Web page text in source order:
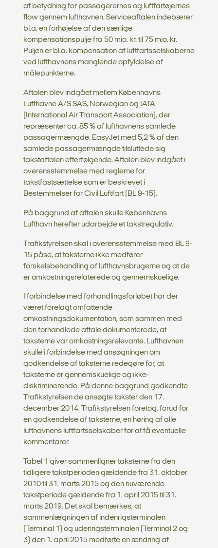
af betydning for passagerernes og luftfartøjernes
flow gennem lufthavnen. Serviceaftalen indebærer
bl.a. en forhøjelse af den særlige
kompensationspulje fra 50 mio. kr. til 75 mio. kr.
Puljen er bl.a. kompensation af luftfartsselskaberne
ved lufthavnens manglende opfyldelse af
målepunkterne.
Aftalen blev indgået mellem Københavns
Lufthavne A/S SAS, Norwegian og IATA
(International Air Transport Association), der
repræsenter ca. 85 % af lufthavnens samlede
passagermængde. EasyJet med 5,2 % af den
samlede passagermængde tilsluttede sig
takstaftalen efterfølgende. Aftalen blev indgået i
overensstemmelse med reglerne for
takstfastsættelse som er beskrevet i
Bestemmelser for Civil Luftfart (BL 9-15).
På baggrund af aftalen skulle Københavns
Lufthavn herefter udarbejde et takstregulativ.
Trafikstyrelsen skal i overensstemmelse med BL 9-
15 påse, at taksterne ikke medfører
forskelsbehandling af lufthavnsbrugerne og at de
er omkostningsrelaterede og gennemskuelige.
I forbindelse med forhandlingsforløbet har der
været forelagt omfattende
omkostningsdokumentation, som sammen med
den forhandlede aftale dokumenterede, at
taksterne var omkostningsrelevante. Lufthavnen
skulle i forbindelse med ansøgningen om
godkendelse af taksterne redegøre for, at
taksterne er gennemskuelige og ikke-
diskriminerende. På denne baggrund godkendte
Trafikstyrelsen de ansøgte takster den 17.
december 2014. Trafikstyrelsen foretog, forud for
en godkendelse af taksterne, en høring af alle
lufthavnens luftfartsselskaber for at få eventuelle
kommentarer.
Tabel 1 giver sammenligner taksterne fra den
tidligere takstperioden gældende fra 31. oktober
2010 til 31. marts 2015 og den nuværende
takstperiode gældende fra 1. april 2015 til 31.
marts 2019. Det skal bemærkes, at
sammenlægningen af indenrigsterminalen
(Terminal 1) og udenrigsterminalen (Terminal 2 og
3) den 1. april 2015 medførte en ændring af